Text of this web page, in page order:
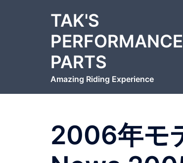
キ
TAK'S
PERFORMANCE
PARTS
Amazing Riding Experience
2006年モ